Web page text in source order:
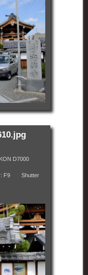
D7000
F9 Shutter